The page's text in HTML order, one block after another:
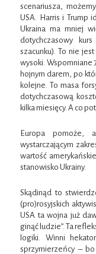
scenariusza,
USA. Harris i Trump
Ukraina ma mniej
dotychczasowy
szacunku). To nie
wysoki. Wspomniane
hojnym darem, po
kolejne. To masa
dotychczasową
kilka miesięcy. A co
Europa pomoże,
wystarczającym
wartość
stanowisko Ukrainy.
Skądinąd to
(pro)rosyjskich
USA ta wojna już
ginąć ludzie”. Ta
logiki. Winni
sprzymierzeńcy –